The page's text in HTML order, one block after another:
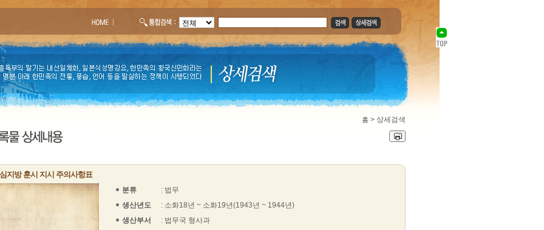
홈 > 상세검색
지방 훈시 지시 주의사항표
분류
: 법무
생산년도
: 소화18년 ~ 소화19년(1943년 ~ 1944년)
생산부서
: 법무국 형사과